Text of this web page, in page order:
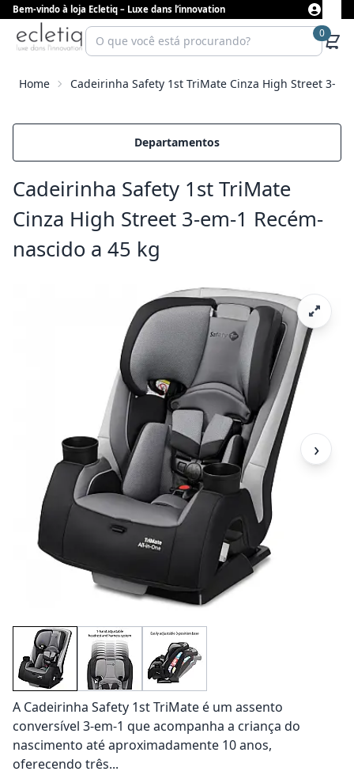
Bem-vindo à loja Ecletiq – Luxe dans l’innovation
0
Home Cadeirinha Safety 1st TriMate Cinza High Street 3-
Departamentos
Cadeirinha Safety 1st TriMate
Cinza High Street 3-em-1 Recém-
nascido a 45 kg
›
A Cadeirinha Safety 1st TriMate é um assento
conversível 3-em-1 que acompanha a criança do
nascimento até aproximadamente 10 anos,
oferecendo três...